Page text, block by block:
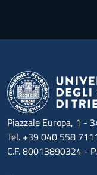
Piazzale Europa, 1 -
Tel. +39 040 558
C.F. 80013890324 -